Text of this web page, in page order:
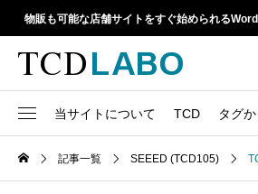
物販も可能な店舗サイトをすぐ始められる
当サイトについて TCD タグ
1カラム
TCD LABOとは
WordPressテーマ比較
記事一覧 SEEED (TCD105)